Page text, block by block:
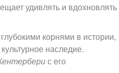
удивлять и вдохновлять
корнями в истории,
наследие.
с его